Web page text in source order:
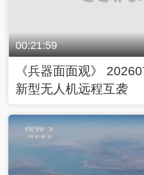
00:21:59
《兵器面面观》
新型无人机远程互袭